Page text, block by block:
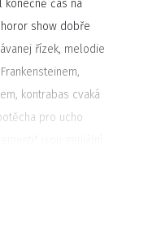
konečně čas na
show dobře
řízek, melodie
kontrabas cvaká
pro ucho
podprdy a hošanům